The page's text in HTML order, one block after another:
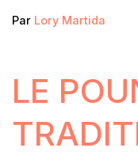
Par Lory Martida
LE